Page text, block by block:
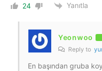
24 Yanıtla
Yeonwoo
Reply to
En başından gruba